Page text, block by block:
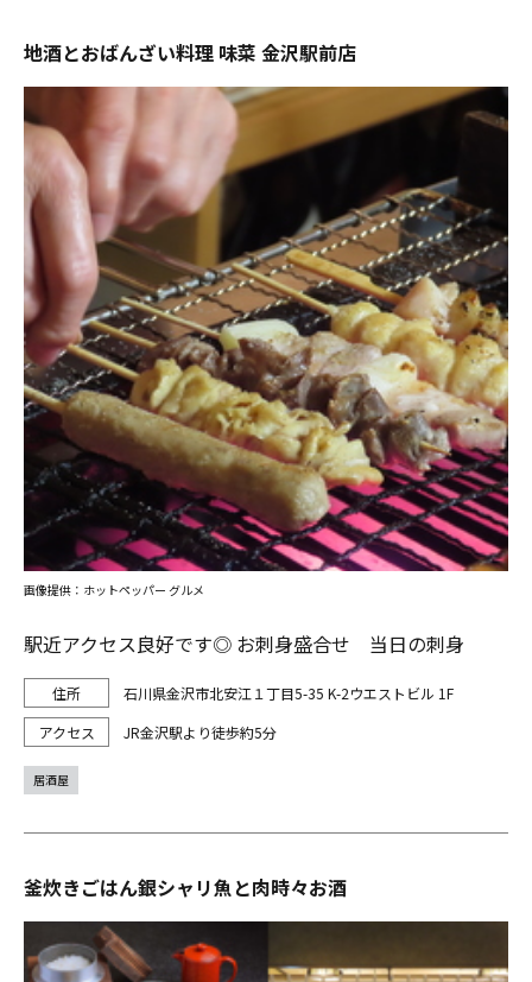
地酒とおばんざい料理 味菜 金沢駅前店
駅近アクセス良好です◎ お刺身盛合せ 当日の刺身
石川県金沢市北安江１丁目5-35 K-2ウエストビル 1F
JR金沢駅より徒歩約5分
画像提供：ホットペッパー グルメ
居酒屋
釜炊きごはん銀シャリ魚と肉時々お酒